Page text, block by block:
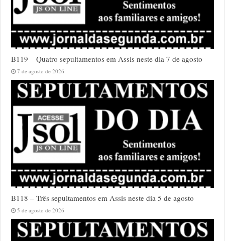
B119 – Quatro sepultamentos em Assis neste dia 7 de agosto
7 de agosto de 2026
B118 – Três sepultamentos em Assis neste dia 5 de agosto
5 de agosto de 2026